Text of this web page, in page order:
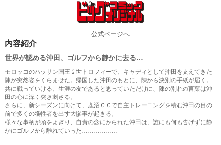
公式ページへ
内容紹介
世界が認める沖田、ゴルフから静かに去る…
モロッコのハッサン国王２世トロフィーで、キャディとして沖田を支えてきた
陳が突然姿をくらませた。帰国した沖田のもとに、陳から決別の手紙が届く。
共に戦っていける、生涯の友であると思っていただけに、陳の別れの言葉は沖
田の心に深く突き刺さる。
さらに、新シーズンに向けて、鹿沼ＣＣで自主トレーニングを積む沖田の目の
前で多くの犠牲者を出す大惨事が起きる。
様々な事柄が頭をよぎり、自責の念にかられた沖田は、誰にも何も告げずに静
かにゴルフから離れていった………………